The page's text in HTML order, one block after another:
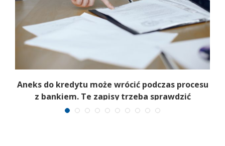
Aneks do kredytu może wrócić podczas procesu
z bankiem. Te zapisy trzeba sprawdzić